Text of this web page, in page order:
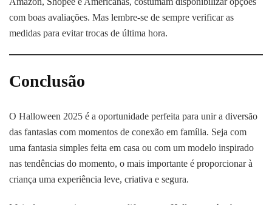
com boas avaliações. Mas lembre-se de sempre verificar as
medidas para evitar trocas de última hora.
Conclusão
O Halloween 2025 é a oportunidade perfeita para unir a diversão
das fantasias com momentos de conexão em família. Seja com
uma fantasia simples feita em casa ou com um modelo inspirado
nas tendências do momento, o mais importante é proporcionar à
criança uma experiência leve, criativa e segura.